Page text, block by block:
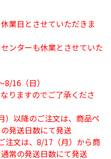
業日とさせていただきま
ンターも休業とさせていた
16（日）
りますのでご了承くださ
）以降のご注文は、商品ペ
発送日数にて発送
注文は、8/17（月）から商
常の発送日数にて発送